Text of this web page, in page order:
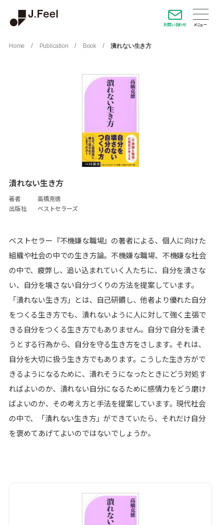
お問い合わせ
Home / Publication / Book/潰れない生き方
潰れない生き方
著者
高橋克徳
出版社
ベストセラーズ
ベストセラー『不機嫌な職場』の著者による、個人に向けた
組織や社会の中での生き方論。不機嫌な職場、不機嫌な社会
の中で、疲弊し、追い込まれていく人たちに、自分を潰さな
い、自分を壊さない自分づくりの方法を提案しています。
「潰れない生き方」とは、自己研鑽し、他者より優れた自分
をつくる生き方でも、潰れないように人に対して強く主張で
きる自分をつくる生き方でもありません。自分で自分を潰そ
うとする行為から、自分を守る生き方をさします。それは、
自分を大切に扱う生き方でもあります。こうした生き方がで
きるようになるために、潰れそうになったときにどう対処す
ればよいのか、潰れない自分になるために感情力をどう磨け
ばよいのか、その考え方と手法を提案しています。現代社会
の中で、「潰れない生き方」ができていたら、それだけ自分
を褒めてあげてよいのではないでしょうか。